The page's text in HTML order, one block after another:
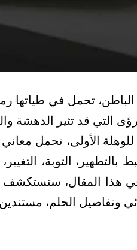
الباطن، تحمل في طياتها
التي قد تثير
الأولى، تحمل
بالتطهير، التوبة،
هذا المقال، سنستكشف
وتفاصيل الحلم،